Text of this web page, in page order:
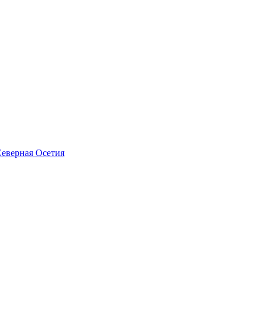
Осетия